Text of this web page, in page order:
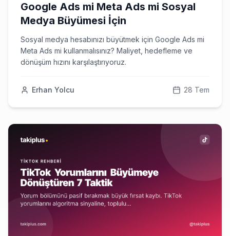
Google Ads mi Meta Ads mi Sosyal
Medya Büyümesi İçin
Sosyal medya hesabınızı büyütmek için Google Ads mi
Meta Ads mi kullanmalısınız? Maliyet, hedefleme ve
dönüşüm hızını karşılaştırıyoruz.
Erhan Yolcu 28 Tem